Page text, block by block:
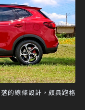
的線條設計，頗具跑格